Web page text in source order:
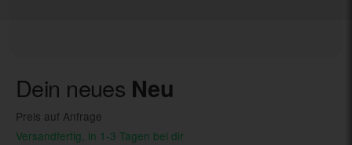
Dein neues Neu
Preis auf Anfrage
Versandfertig, in 1-3 Tagen bei dir